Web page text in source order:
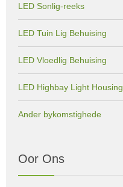
LED Sonlig-reeks
LED Tuin Lig Behuising
LED Vloedlig Behuising
LED Highbay Light Housing
Ander bykomstighede
Oor Ons